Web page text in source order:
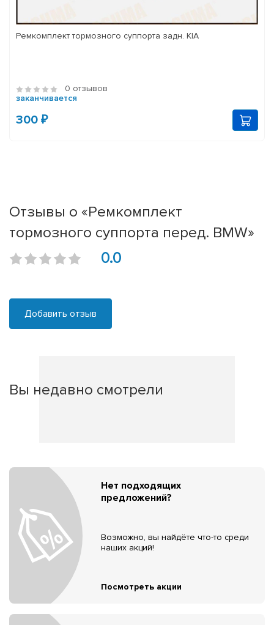
Ремкомплект тормозного суппорта задн. KIA
0 отзывов
заканчивается
300 ₽
Отзывы о «Ремкомплект
тормозного суппорта перед. BMW»
0.0
Добавить отзыв
Вы недавно смотрели
Нет подходящих
предложений?
Возможно, вы найдёте что-то среди
наших акций!
Посмотреть акции